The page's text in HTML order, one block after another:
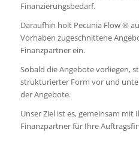
Finanzierungsbedarf.
Daraufhin holt Pecunia Flow ®
Vorhaben zugeschnittene
Finanzpartner ein.
Sobald die Angebote vorliegen,
strukturierter Form vor und
der Angebote.
Unser Ziel ist es, gemeinsam mit
Finanzpartner für Ihre